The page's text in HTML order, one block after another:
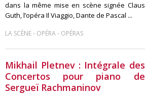
dans la même mise en scène signée Claus
Guth, l’opéra Il Viaggio, Dante de Pascal ...
LA SCÈNE- OPÉRA- OPÉRAS
Mikhail Pletnev : Intégrale des
Concertos pour piano de
Sergueï Rachmaninov